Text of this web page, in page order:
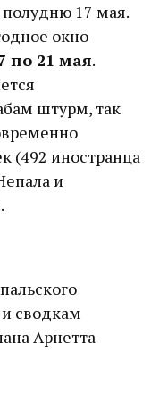
полудню 17 мая.
окно
по 21 мая.
штурм, так
(492 иностранца
и
сводкам
Арнетта